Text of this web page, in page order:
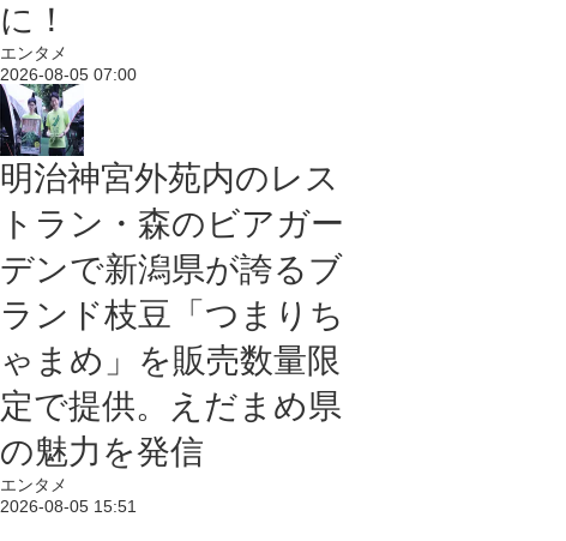
に！
エンタメ
2026-08-05 07:00
明治神宮外苑内のレス
トラン・森のビアガー
デンで新潟県が誇るブ
ランド枝豆「つまりち
ゃまめ」を販売数量限
定で提供。えだまめ県
の魅力を発信
エンタメ
2026-08-05 15:51